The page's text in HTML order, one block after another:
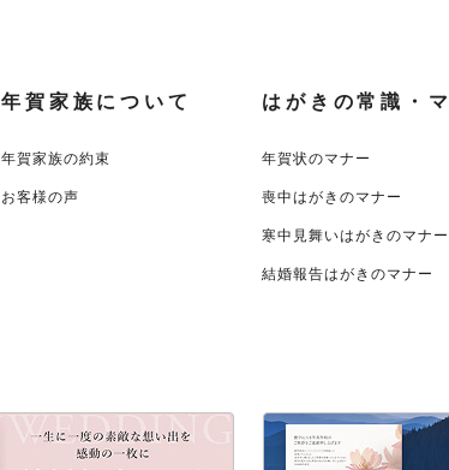
年賀家族について
年賀家族の約束
お客様の声
はがきの常識・
年賀状のマナー
喪中はがきのマナー
寒中見舞いはがきのマナー
結婚報告はがきのマナー